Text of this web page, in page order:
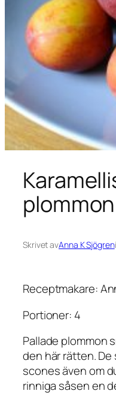
Skrivet avAnna K Sjögreni
Receptmakare:
Portioner: 4
Pallade plommon
den här rätten. De
scones även om
rinniga såsen en